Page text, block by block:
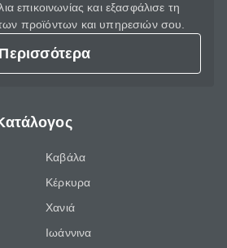
επικοινωνίας και εξασφάλισε τη
προϊόντων και υπηρεσιών σου.
Περισσότερα
Καβάλα
Κέρκυρα
Χανιά
Ιωάννινα